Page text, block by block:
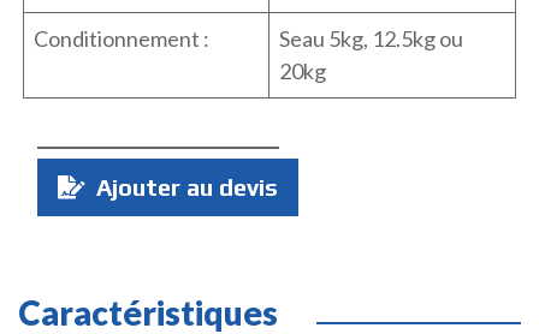
Conditionnement :
Seau 5kg, 12.5kg ou
20kg
Quantité
Ajouter au devis
Caractéristiques